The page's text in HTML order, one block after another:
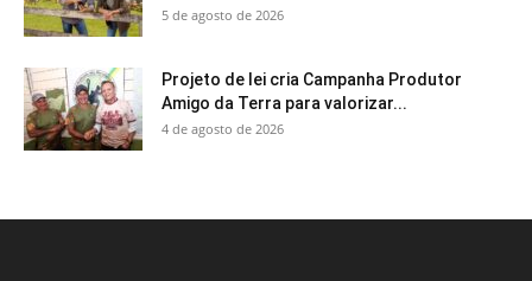
5 de agosto de 2026
Projeto de lei cria Campanha Produtor
Amigo da Terra para valorizar...
4 de agosto de 2026